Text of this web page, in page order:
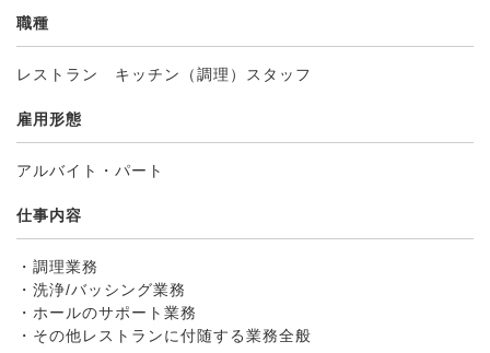
職種
レストラン キッチン（調理）スタッフ
雇用形態
アルバイト・パート
仕事内容
・調理業務
・洗浄/バッシング業務
・ホールのサポート業務
・その他レストランに付随する業務全般